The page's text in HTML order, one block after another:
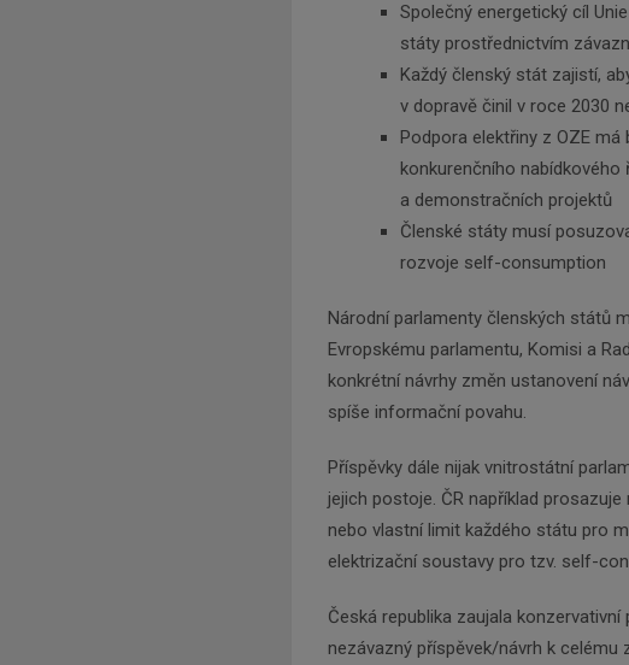
Společný energetický cíl
státy prostřednictvím
Každý členský stát zajistí,
v dopravě činil v roce 2030
Podpora elektřiny z OZE
konkurenčního
a demonstračních projektů
Členské státy musí
rozvoje self-consumption
Národní parlamenty členských států
Evropskému parlamentu, Komisi a
konkrétní návrhy změn ustanovení
spíše informační povahu.
Příspěvky dále nijak vnitrostátní
jejich postoje. ČR například
nebo vlastní limit každého státu pro
elektrizační soustavy pro tzv. self-
Česká republika zaujala
nezávazný příspěvek/návrh k celému